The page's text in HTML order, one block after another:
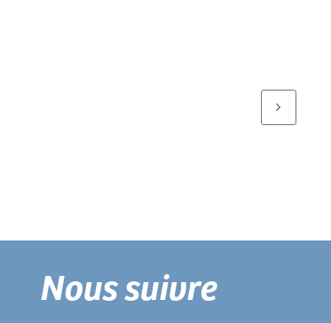
Nous suivre